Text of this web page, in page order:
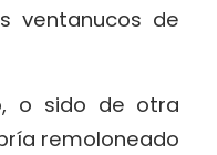
ventanucos de
o sido de otra
remoloneado